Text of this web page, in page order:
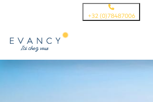
+32 (0)78487006